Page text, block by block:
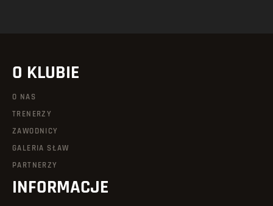
O KLUBIE
O NAS
TRENERZY
ZAWODNICY
GALERIA SŁAW
PARTNERZY
INFORMACJE